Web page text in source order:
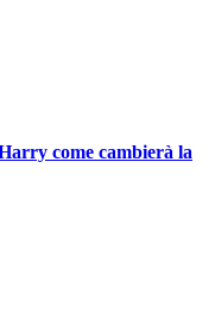
come cambierà la